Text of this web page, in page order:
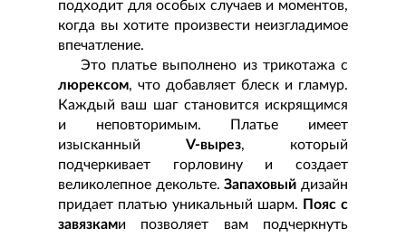
подходит для особых случаев и моментов,
когда вы хотите произвести неизгладимое
впечатление.
​ ​ ​ ​ Это платье выполнено из трикотажа с
люрексом, что добавляет блеск и гламур.
Каждый ваш шаг становится искрящимся
и неповторимым. Платье имеет
изысканный V-вырез, который
подчеркивает горловину и создает
великолепное декольте.Запаховый дизайн
придает платью уникальный шарм. Пояс с
завязками позволяет вам подчеркнуть